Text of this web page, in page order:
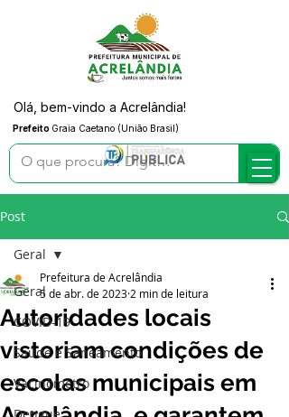
Prefeito Graia Caetano (União Brasil)
Olá, bem-vindo a Acrelândia!
Post
Geral
COVID-19
Saúde e Saneamento
Vacinômetro
Geral
Autoridades locais
vistoriam condições de
escolas municipais em
Prefeitura de Acrelândia
5 de abr. de 2023 2 min de leitura